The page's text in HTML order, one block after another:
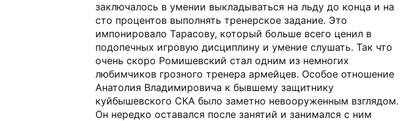
заключалось в умении выкладываться на льду до конца и на
сто процентов выполнять тренерское задание. Это
импонировало Тарасову, который больше всего ценил в
подопечных игровую дисциплину и умение слушать. Так что
очень скоро Ромишевский стал одним из немногих
любимчиков грозного тренера армейцев. Особое отношение
Анатолия Владимировича к бывшему защитнику
куйбышевского СКА было заметно невооруженным взглядом.
Он нередко оставался после занятий и занимался с ним